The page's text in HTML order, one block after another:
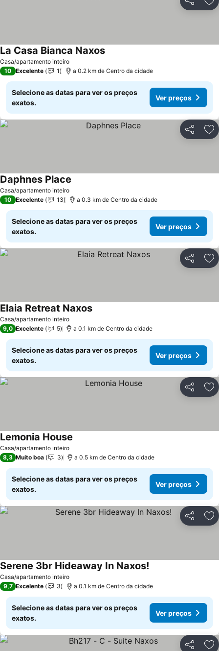
Partilhar
Casa/apartamento inteiro
La Casa Bianca Naxos
10 Excelente 1 a 0.2 km de Centro da cidade
Selecione as datas para ver os preços
exatos.
Ver preços
Partilhar
Casa/apartamento inteiro
Daphnes Place
10 Excelente 13 a 0.3 km de Centro da cidade
Selecione as datas para ver os preços
exatos.
Ver preços
Partilhar
Casa/apartamento inteiro
Elaia Retreat Naxos
9,0 Excelente 5 a 0.1 km de Centro da cidade
Selecione as datas para ver os preços
exatos.
Ver preços
Partilhar
Casa/apartamento inteiro
Lemonia House
8,3 Muito boa 3 a 0.5 km de Centro da cidade
Selecione as datas para ver os preços
exatos.
Ver preços
Partilhar
Casa/apartamento inteiro
Serene 3br Hideaway In Naxos!
9,7 Excelente 3 a 0.1 km de Centro da cidade
Selecione as datas para ver os preços
exatos.
Ver preços
Partilhar